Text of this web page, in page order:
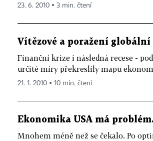
23. 6. 2010 ▪ 3 min. čtení
Vítězové a poražení
Finanční krize i následná recese -
určité míry překreslily mapu
21. 1. 2010 ▪ 10 min. čtení
Ekonomika USA má
Mnohem méně než se čekalo. Po